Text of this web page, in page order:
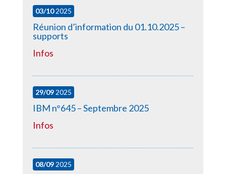
03/102025
Réunion d’information du 01.10.2025 –
supports
Infos
29/092025
IBM n°645 – Septembre 2025
Infos
08/092025